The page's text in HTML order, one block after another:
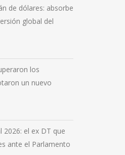
de dólares: absorbe
global del
los
un nuevo
2026: el ex DT que
ante el Parlamento